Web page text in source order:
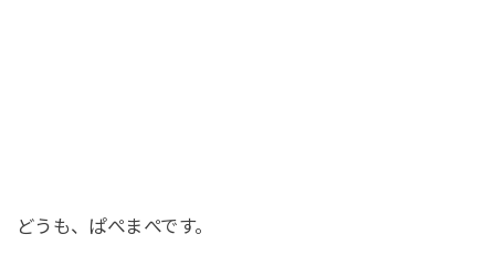
どうも、ぱぺまぺです。